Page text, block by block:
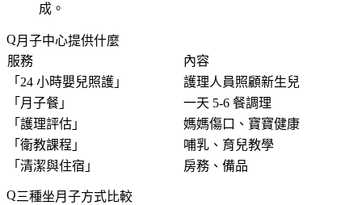
成。
月子中心提供什麼
服務
內容
「 24 小時嬰兒照護 」
護理人員照顧新生兒
「 月子餐 」
一天 5-6 餐調理
「 護理評估 」
媽媽傷口、寶寶健康
「 衛教課程 」
哺乳、育兒教學
「 清潔與住宿 」 房務、備品
三種坐月子方式比較